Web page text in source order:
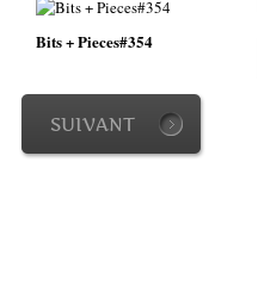
Bits + Pieces#354
SUIVANT